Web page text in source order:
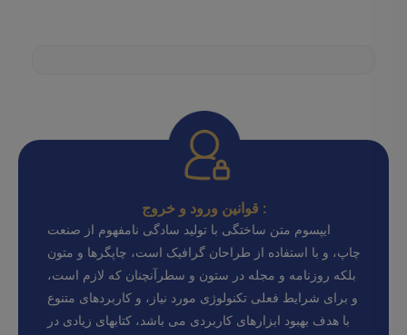
قوانین ورود و خروج :
ایپسوم متن ساختگی با تولید سادگی نامفهوم از صنعت
چاپ، و با استفاده از طراحان گرافیک است، چاپگرها و متون
بلکه روزنامه و مجله در ستون و سطرآنچنان که لازم است،
و برای شرایط فعلی تکنولوژی مورد نیاز، و کاربردهای متنوع
با هدف بهبود ابزارهای کاربردی می باشد، کتابهای زیادی در